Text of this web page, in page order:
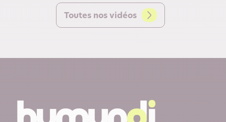
Toutes nos vidéos